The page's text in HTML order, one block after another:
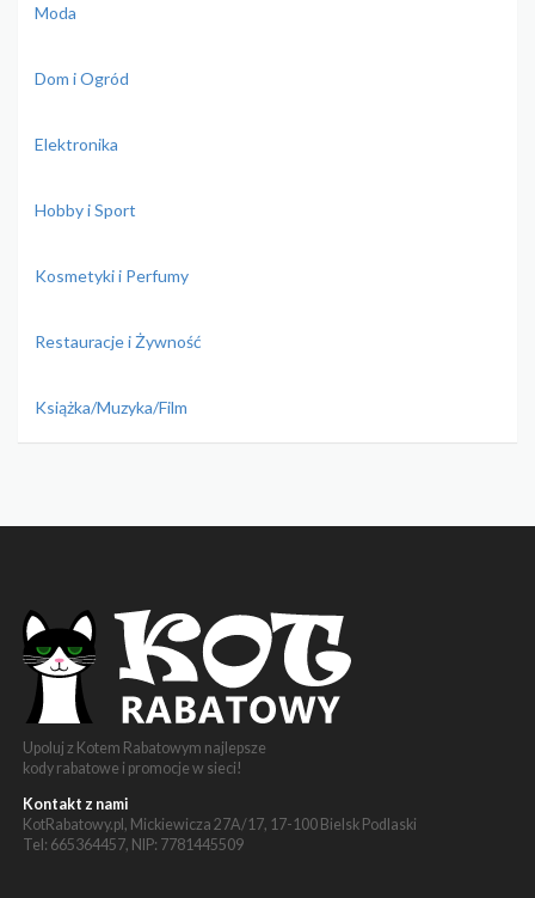
Moda
Dom i Ogród
Elektronika
Hobby i Sport
Kosmetyki i Perfumy
Restauracje i Żywność
Książka/Muzyka/Film
Upoluj z Kotem Rabatowym najlepsze
kody rabatowe i promocje w sieci!
Kontakt z nami
KotRabatowy.pl, Mickiewicza 27A/17, 17-100 Bielsk Podlaski
Tel: 665364457, NIP: 7781445509